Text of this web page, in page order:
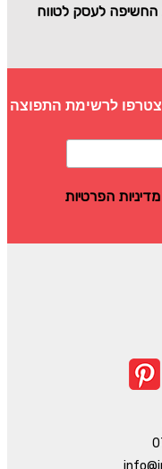
החשיפה לעסק לטווח
לרשימת התפוצה
מדיניות הפרטיות